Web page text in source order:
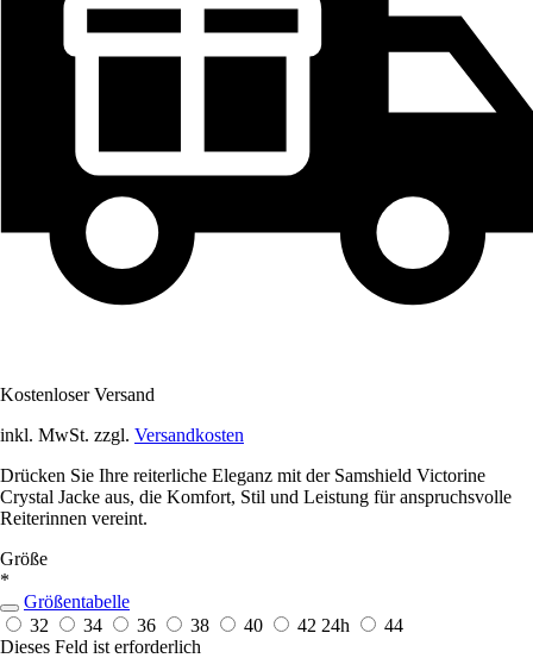
Kostenloser Versand
inkl. MwSt. zzgl. Versandkosten
Drücken Sie Ihre reiterliche Eleganz mit der Samshield Victorine
Crystal Jacke aus, die Komfort, Stil und Leistung für anspruchsvolle
Reiterinnen vereint.
Größe
*
Größentabelle
32
34 36 38 40 42 24h
44
Dieses Feld ist erforderlich